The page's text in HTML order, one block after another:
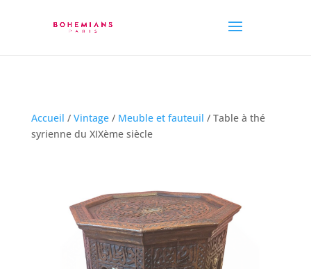
Accueil / Vintage/ Meuble et fauteuil / Table à thé
syrienne du XIXème siècle